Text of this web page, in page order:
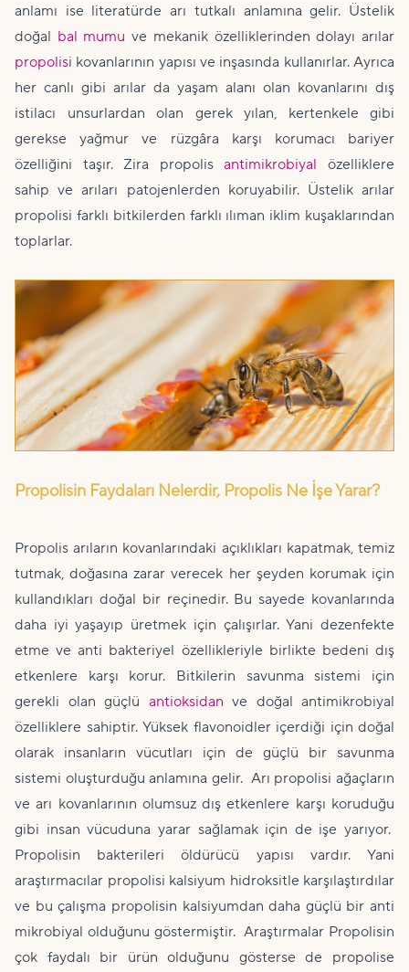
anlamı ise literatürde arı tutkalı anlamına gelir. Üstelik
doğal bal mumu ve mekanik özelliklerinden dolayı arılar
propolisi kovanlarının yapısı ve inşasında kullanırlar. Ayrıca
her canlı gibi arılar da yaşam alanı olan kovanlarını dış
istilacı unsurlardan olan gerek yılan, kertenkele gibi
gerekse yağmur ve rüzgâra karşı korumacı bariyer
özelliğini taşır. Zira propolisantimikrobiyal özelliklere
sahip ve arıları patojenlerden koruyabilir. Üstelik arılar
propolisi farklı bitkilerden farklı ılıman iklim kuşaklarından
toplarlar.
Propolisin Faydaları Nelerdir, Propolis Ne İşe Yarar?
Propolis arıların kovanlarındaki açıklıkları kapatmak, temiz
tutmak, doğasına zarar verecek her şeyden korumak için
kullandıkları doğal bir reçinedir. Bu sayede kovanlarında
daha iyi yaşayıp üretmek için çalışırlar. Yani dezenfekte
etme ve anti bakteriyel özellikleriyle birlikte bedeni dış
etkenlere karşı korur. Bitkilerin savunma sistemi için
gerekli olan güçlü antioksidan ve doğal antimikrobiyal
özelliklere sahiptir. Yüksek flavonoidler içerdiği için doğal
olarak insanların vücutları için de güçlü bir savunma
sistemi oluşturduğu anlamına gelir. Arı propolisi ağaçların
ve arı kovanlarının olumsuz dış etkenlere karşı koruduğu
gibi insan vücuduna yarar sağlamak için de işe yarıyor.
Propolisin bakterileri öldürücü yapısı vardır. Yani
araştırmacılar propolisi kalsiyum hidroksitle karşılaştırdılar
ve bu çalışma propolisin kalsiyumdan daha güçlü bir anti
mikrobiyal olduğunu göstermiştir. Araştırmalar Propolisin
çok faydalı bir ürün olduğunu gösterse de propolise